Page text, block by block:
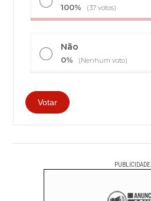
100% (37 votos)
Não
0% (Nenhum voto)
PUBLICIDADE